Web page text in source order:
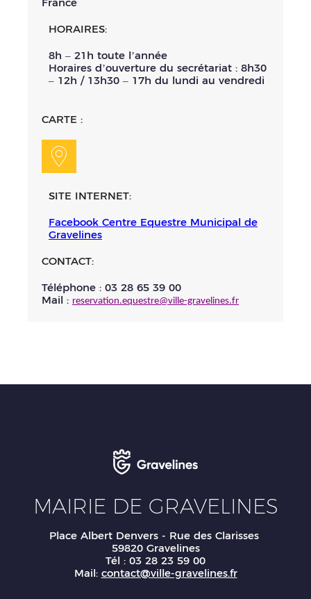
France
HORAIRES:
8h – 21h toute l’année
Horaires d’ouverture du secrétariat : 8h30
– 12h / 13h30 – 17h du lundi au vendredi
CARTE :
SITE INTERNET:
Facebook Centre Equestre Municipal de
Gravelines
CONTACT:
Téléphone : 03 28 65 39 00
Mail : reservation.equestre@ville-gravelines.fr
MAIRIE DE GRAVELINES
Place Albert Denvers - Rue des Clarisses
59820 Gravelines
Tél : 03 28 23 59 00
Mail: contact@ville-gravelines.fr